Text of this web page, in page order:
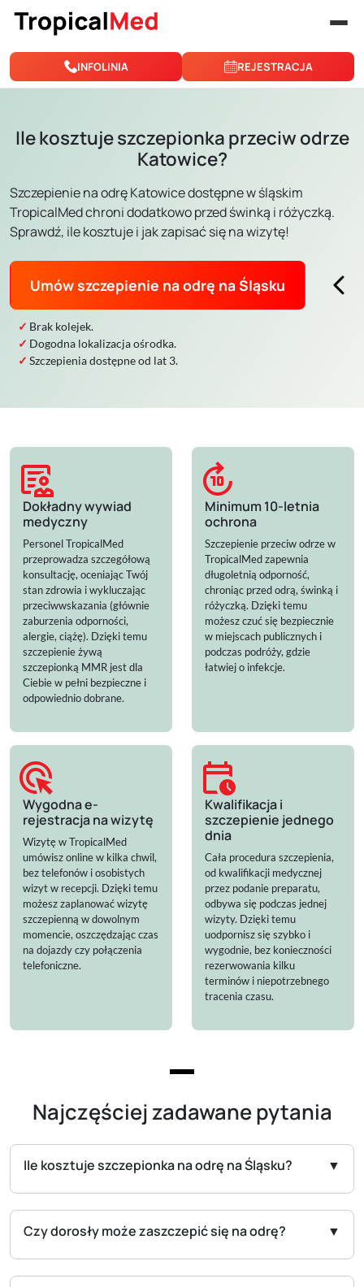
Przejdź do treści
INFOLINIA REJESTRACJA
Ile kosztuje szczepionka przeciw odrze
Katowice?
Szczepienie na odrę Katowice dostępne w śląskim
TropicalMed chroni dodatkowo przed świnką i różyczką.
Sprawdź, ile kosztuje i jak zapisać się na wizytę!
Umów szczepienie na odrę na Śląsku
Brak kolejek.
Dogodna lokalizacja ośrodka.
Szczepienia dostępne od lat 3.
clinical_notes
Dokładny wywiad
medyczny
Personel TropicalMed
przeprowadza szczegółową
konsultację, oceniając Twój
stan zdrowia i wykluczając
przeciwwskazania (głównie
zaburzenia odporności,
alergie, ciążę). Dzięki temu
szczepienie żywą
szczepionką MMR jest dla
Ciebie w pełni bezpieczne i
odpowiednio dobrane.
forward_10
Minimum 10-letnia
ochrona
Szczepienie przeciw odrze w
TropicalMed zapewnia
długoletnią odporność,
chroniąc przed odrą, świnką i
różyczką. Dzięki temu
możesz czuć się bezpiecznie
w miejscach publicznych i
podczas podróży, gdzie
łatwiej o infekcje.
ads_click
Wygodna e-
rejestracja na wizytę
Wizytę w TropicalMed
umówisz online w kilka chwil,
bez telefonów i osobistych
wizyt w recepcji. Dzięki temu
możesz zaplanować wizytę
szczepienną w dowolnym
momencie, oszczędzając czas
na dojazdy czy połączenia
telefoniczne.
calendar_clock
Kwalifikacja i
szczepienie jednego
dnia
Cała procedura szczepienia,
od kwalifikacji medycznej
przez podanie preparatu,
odbywa się podczas jednej
wizyty. Dzięki temu
uodpornisz się szybko i
wygodnie, bez konieczności
rezerwowania kilku
terminów i niepotrzebnego
tracenia czasu.
Najczęściej zadawane pytania
Ile kosztuje szczepionka na odrę na Śląsku?
Czy dorosły może zaszczepić się na odrę?